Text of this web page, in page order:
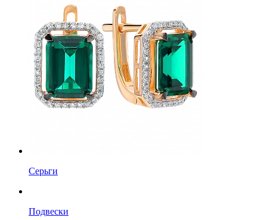
Серьги
Подвески